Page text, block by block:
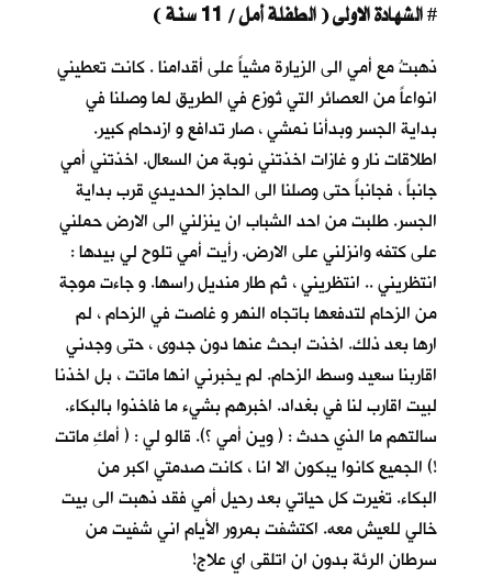
#
ذهبتُ مع أمي الى الزيارة مشياً على أقدامنا . كانت تعطيني
انواعاً من العصائر التي تُوزع في الطريق لما وصلنا في
بداية الجسر وبدأنا نمشي ، صار تدافع و ازدحام كبير.
اطلاقات نار و غازات اخذتني نوبة من السعال. اخذتني أمي
جانباً ، فجانباً حتى وصلنا الى الحاجز الحديدي قرب بداية
الجسر. طلبت من احد الشباب ان ينزلني الى الارض حملني
على كتفه وانزلني على الارض. رأيت أمي تلوح لي بيدها :
انتظريني .. انتظريني ، ثم طار منديل راسها. و جاءت موجة
من الزحام لتدفعها باتجاه النهر و غاصت في الزحام ، لم
ارها بعد ذلك. اخذت ابحث عنها دون جدوى ، حتى وجدني
اقاربنا سعيد وسط الزحام. لم يخبرني انها ماتت ، بل اخذنا
لبيت اقارب لنا في بغداد. اخبرهم بشيء ما فاخذوا بالبكاء.
سالتهم ما الذي حدث : ( وين أمي ؟). قالو لي : ( أمكِ ماتت
!) الجميع كانوا يبكون الا انا ، كانت صدمتي اكبر من
البكاء. تغيرت كل حياتي بعد رحيل أمي فقد ذهبت الى بيت
خالي للعيش معه. اكتشفت بمرور الأيام اني شفيت من
سرطان الرئة بدون ان اتلقى اي علاج!